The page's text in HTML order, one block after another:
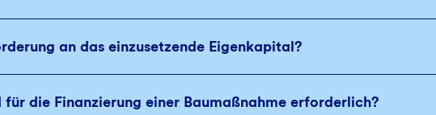
an das einzusetzende Eigenkapital?
für die Finanzierung einer Baumaßnahme erforderlich?